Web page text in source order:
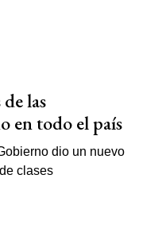
las
en todo el país